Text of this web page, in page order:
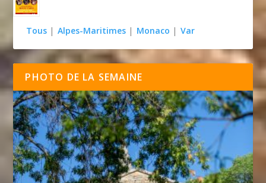
Tous | Alpes-Maritimes | Monaco | Var
PHOTO DE LA SEMAINE